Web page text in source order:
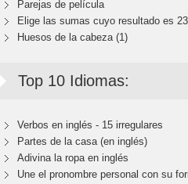
Parejas de película
Elige las sumas cuyo resultado es 23
Huesos de la cabeza (1)
Top 10 Idiomas:
Verbos en inglés - 15 irregulares
Partes de la casa (en inglés)
Adivina la ropa en inglés
Une el pronombre personal con su